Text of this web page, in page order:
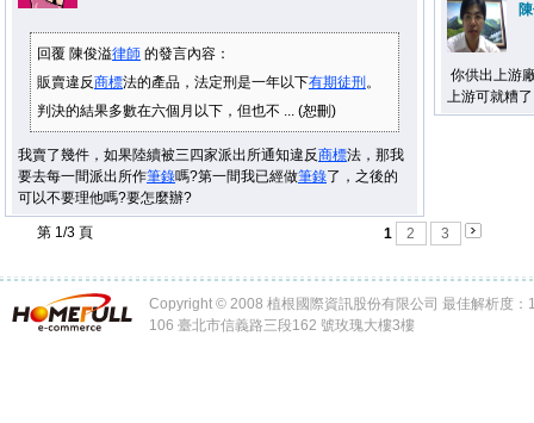
你供出上游
上游可就糟
回覆 陳俊溢律師 的發言內容：
販賣違反商標法的產品，法定刑是一年以下有期徒刑 。
判決的結果多數在六個月以下，但也不 ... (恕刪)
我賣了幾件，如果陸續被三四家派出所通知違反商標法，那我
要去每一間派出所作筆錄嗎?第一間我已經做筆錄了，之後的
可以不要理他嗎?要怎麼辦?
第 1/3 頁 1 2 3
Copyright © 2008 植根國際資訊股份有限公司 最佳解析度：
106 臺北市信義路三段162 號玫瑰大樓3樓